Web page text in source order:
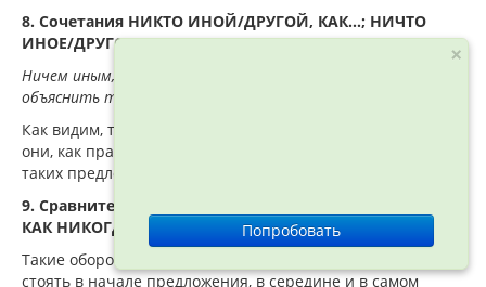
8. Сочетания НИКТО ИНОЙ/ДРУГОЙ, КАК…; НИЧТО
ИНОЕ/ДРУГОЕ, КАК…
Ничем иным, как разным уровнем производства, нельзя
объяснить такое положение.
Как видим, такие сочетания созвучны предыдущим, но
они, как правило, не связаны с противопоставлением, и в
таких предложениях есть отрицание.
9. Сравнительные обороты КАК НИКТО, КАК НИГДЕ,
КАК НИКОГДА
Такие обороты обособляются (но есть нюансы). Они могут
стоять в начале предложения, в середине и в самом
×
Попробовать